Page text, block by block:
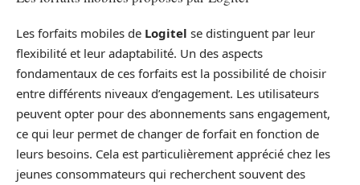
Les forfaits mobiles de Logitel se distinguent par leur
flexibilité et leur adaptabilité. Un des aspects
fondamentaux de ces forfaits est la possibilité de choisir
entre différents niveaux d’engagement. Les utilisateurs
peuvent opter pour des abonnements sans engagement,
ce qui leur permet de changer de forfait en fonction de
leurs besoins. Cela est particulièrement apprécié chez les
jeunes consommateurs qui recherchent souvent des